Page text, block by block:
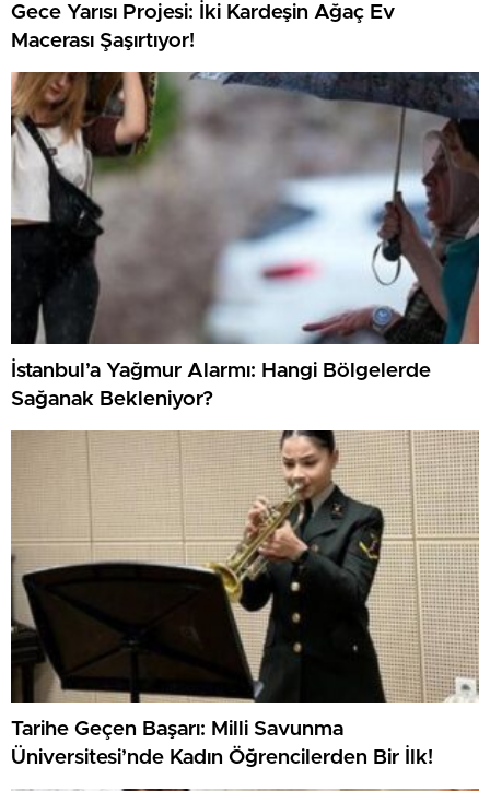
Gece Yarısı Projesi: İki Kardeşin Ağaç Ev
Macerası Şaşırtıyor!
İstanbul’a Yağmur Alarmı: Hangi Bölgelerde
Sağanak Bekleniyor?
Tarihe Geçen Başarı: Milli Savunma
Üniversitesi’nde Kadın Öğrencilerden Bir İlk!